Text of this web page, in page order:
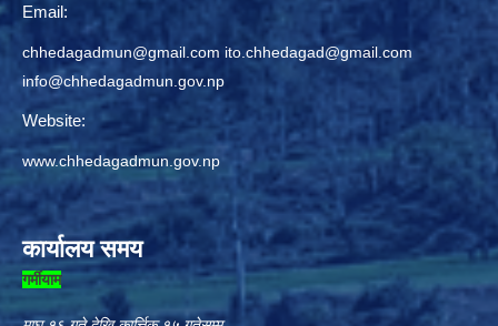
Email:
chhedagadmun@gmail.com ito.chhedagad@gmail.com
info@chhedagadmun.gov.np
Website:
www.chhedagadmun.gov.np
कार्यालय समय
गर्मीयाम